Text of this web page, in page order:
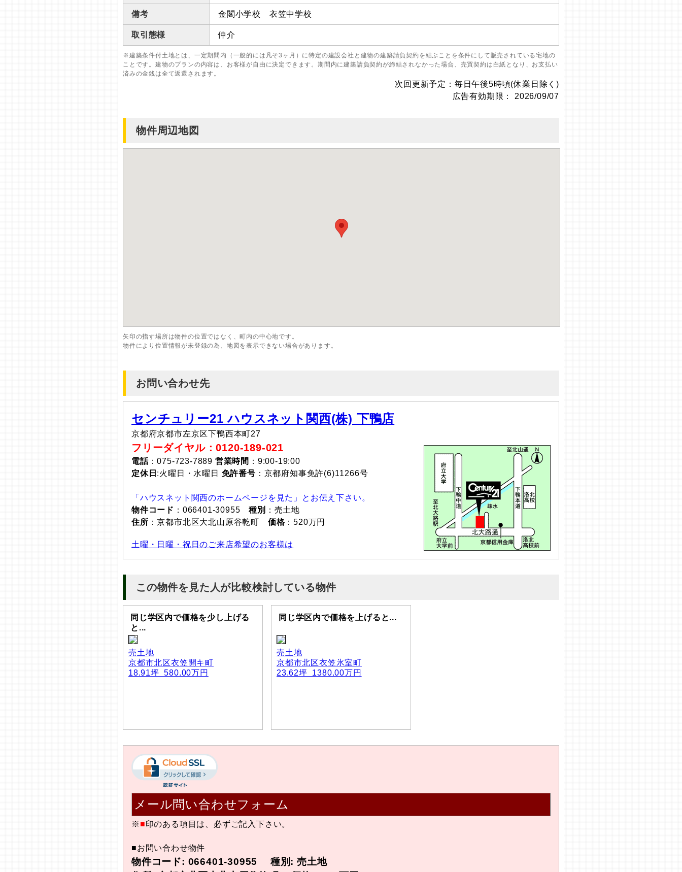
備考 金閣小学校 衣笠中学校
取引態様 仲介
※建築条件付土地とは、一定期間内（一般的には凡そ3ヶ月）に特定の建設会社と建物の建築請負契約を結ぶことを条件にして販売されている宅地の
ことです。建物のプランの内容は、お客様が自由に決定できます。期間内に建築請負契約が締結されなかった場合、売買契約は白紙となり、お支払い
済みの金銭は全て返還されます。
次回更新予定：毎日午後5時頃(休業日除く)
広告有効期限： 2026/09/07
物件周辺地図
矢印の指す場所は物件の位置ではなく、町内の中心地です。
物件により位置情報が未登録の為、地図を表示できない場合があります。
お問い合わせ先
センチュリー21 ハウスネット関西(株) 下鴨店
京都府京都市左京区下鴨西本町27
フリーダイヤル：0120-189-021
電話：075-723-7889 営業時間 ：9:00-19:00
定休日 :火曜日・水曜日 免許番号 ：京都府知事免許(6)11266号
「ハウスネット関西のホームページを見た」とお伝え下さい。
物件コード ：066401-30955 種別
：売土地
住所 ：京都市北区大北山原谷乾町 価格：520万円
土曜・日曜・祝日のご来店希望のお客様は
この物件を見た人が比較検討している物件
同じ学区内で価格を少し上げる
と...
売土地
京都市北区衣笠開キ町
18.91坪 580.00万円
同じ学区内で価格を上げると...
売土地
京都市北区衣笠氷室町
23.62坪 1380.00万円
メール問い合わせフォーム
※ ■印のある項目は、必ずご記入下さい。
■お問い合わせ物件
物件コード: 066401-30955 種別: 売土地